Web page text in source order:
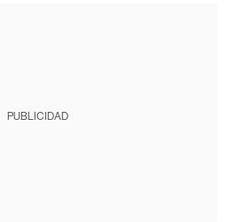
PUBLICIDAD